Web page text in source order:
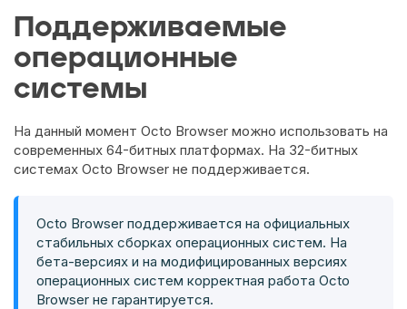
Поддерживаемые
операционные
системы
На данный момент Octo Browser можно использовать на
современных 64-битных платформах. На 32-битных
системах Octo Browser не поддерживается.
Octo Browser поддерживается на официальных
стабильных сборках операционных систем. На
бета-версиях и на модифицированных версиях
операционных систем корректная работа Octo
Browser не гарантируется.